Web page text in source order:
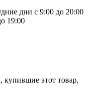
дни с 9:00 до 20:00
19:00
купившие этот товар,